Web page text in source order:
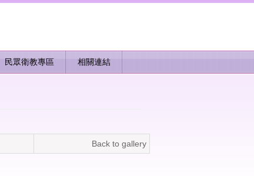
民眾衛教專區 相關連結
Back to gallery